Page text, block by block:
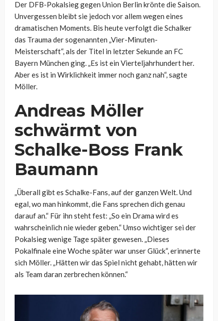
Der DFB-Pokalsieg gegen Union Berlin krönte die Saison.
Unvergessen bleibt sie jedoch vor allem wegen eines
dramatischen Moments. Bis heute verfolgt die Schalker
das Trauma der sogenannten „Vier-Minuten-
Meisterschaft“, als der Titel in letzter Sekunde an FC
Bayern München ging. „Es ist ein Vierteljahrhundert her.
Aber es ist in Wirklichkeit immer noch ganz nah“, sagte
Möller.
Andreas Möller
schwärmt von
Schalke-Boss Frank
Baumann
„Überall gibt es Schalke-Fans, auf der ganzen Welt. Und
egal, wo man hinkommt, die Fans sprechen dich genau
darauf an.“ Für ihn steht fest: „So ein Drama wird es
wahrscheinlich nie wieder geben.“ Umso wichtiger sei der
Pokalsieg wenige Tage später gewesen. „Dieses
Pokalfinale eine Woche später war unser Glück“, erinnerte
sich Möller. „Hätten wir das Spiel nicht gehabt, hätten wir
als Team daran zerbrechen können.“